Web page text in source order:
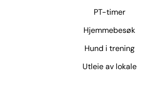
PT-timer
Hjemmebesøk
Hund i trening
Utleie av lokale